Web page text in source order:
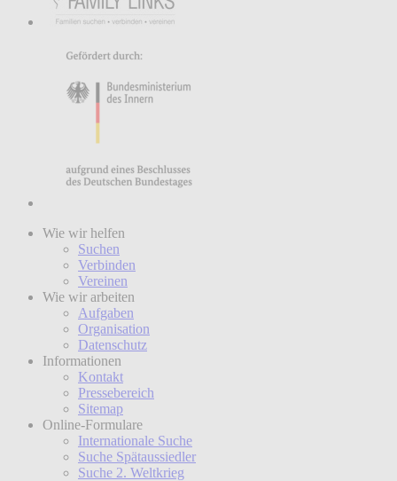
Wie wir helfen
Suchen
Verbinden
Vereinen
Wie wir arbeiten
Aufgaben
Organisation
Datenschutz
Informationen
Kontakt
Pressebereich
Sitemap
Online-Formulare
Internationale Suche
Suche Spätaussiedler
Suche 2. Weltkrieg